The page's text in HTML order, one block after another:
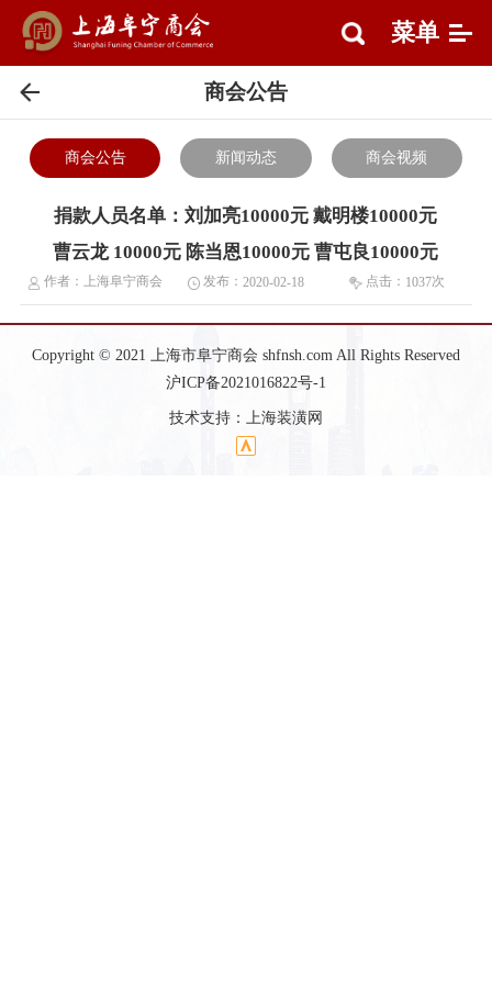
菜单
商会公告
商会公告 新闻动态 商会视频
捐款人员名单：刘加亮10000元 戴明楼10000元
曹云龙 10000元 陈当恩10000元 曹屯良10000元
作者： 上海阜宁商会 发布： 2020-02-18 点击： 1037次
Copyright © 2021 上海市阜宁商会 shfnsh.com All Rights Reserved
沪ICP备2021016822号-1
技术支持： 上海装潢网